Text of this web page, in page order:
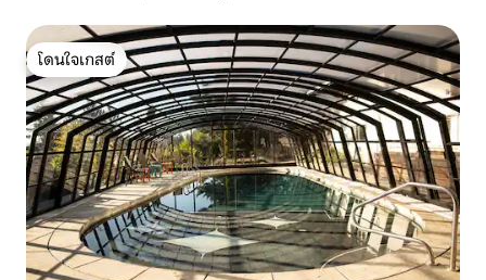
โดนใจเกสต์
โดนใจเกสต์